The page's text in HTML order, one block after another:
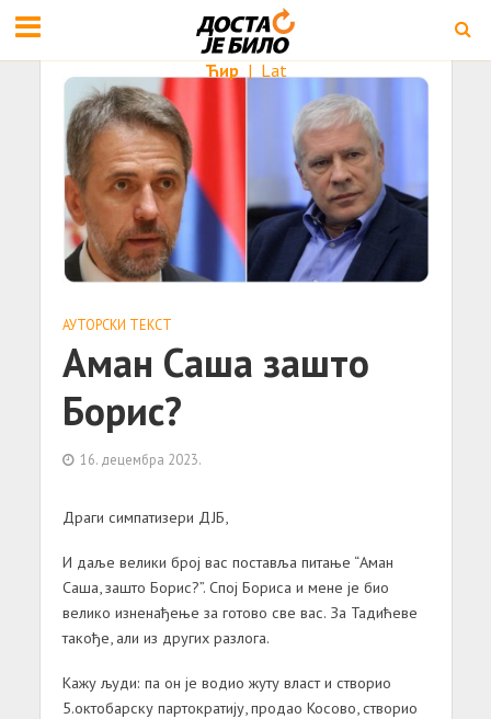
Ћир | Lat
АУТОРСКИ ТЕКСТ
Аман Саша зашто
Борис?
16. децембра 2023.
Драги симпатизери ДЈБ,
И даље велики број вас поставља питање “Аман
Саша, зашто Борис?”. Спој Бориса и мене је био
велико изненађење за готово све вас. За Тадићеве
такође, али из других разлога.
Кажу људи: па он је водио жуту власт и створио
5.октобарску партократију, продао Косово, створио